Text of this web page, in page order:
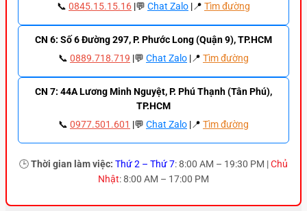
📞 0845.15.15.16 |💬 Chat Zalo |📍 Tìm đường
CN 6: Số 6 Đường 297, P. Phước Long (Quận 9), TP.HCM
📞 0889.718.719 |💬 Chat Zalo |📍 Tìm đường
CN 7: 44A Lương Minh Nguyệt, P. Phú Thạnh (Tân Phú),
TP.HCM
📞 0977.501.601 |💬 Chat Zalo |📍 Tìm đường
🕒Thời gian làm việc: Thứ 2 – Thứ 7: 8:00 AM – 19:30 PM |Chủ
Nhật: 8:00 AM – 17:00 PM